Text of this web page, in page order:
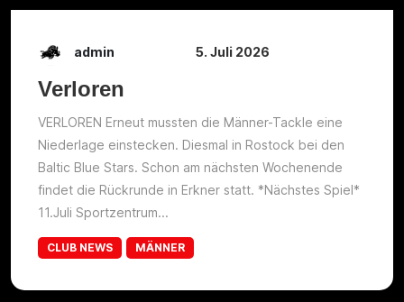
admin 5. Juli 2026
Verloren
VERLOREN Erneut mussten die Männer-Tackle eine
Niederlage einstecken. Diesmal in Rostock bei den
Baltic Blue Stars. Schon am nächsten Wochenende
findet die Rückrunde in Erkner statt. *Nächstes Spiel*
11.Juli Sportzentrum...
CLUB NEWS MÄNNER